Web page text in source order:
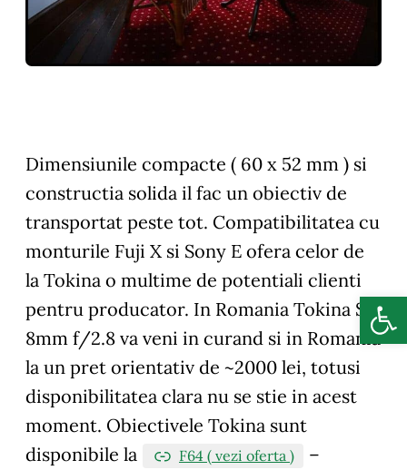
Dimensiunile compacte ( 60 x 52 mm ) si
constructia solida il fac un obiectiv de
transportat peste tot. Compatibilitatea cu
monturile Fuji X si Sony E ofera celor de
la Tokina o multime de potentiali clienti
pentru producator. In Romania Tokina SZ
8mm f/2.8 va veni in curand si in Romania
la un pret orientativ de ~2000 lei, totusi
disponibilitatea clara nu se stie in acest
moment. Obiectivele Tokina sunt
disponibile la
F64 ( vezi oferta ) –